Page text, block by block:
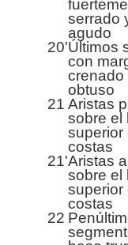
serrado
agudo
20'Últimos
con
crenado
obtuso
21 Aristas
sobre el
superior
costas
21'Aristas
sobre el
superior
costas
22